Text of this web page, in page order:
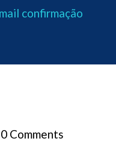
confirmação
0 Comments